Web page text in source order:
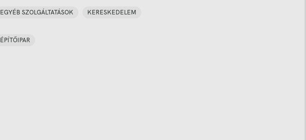
EGYÉB SZOLGÁLTATÁSOK KERESKEDELEM
ÉPÍTŐIPAR